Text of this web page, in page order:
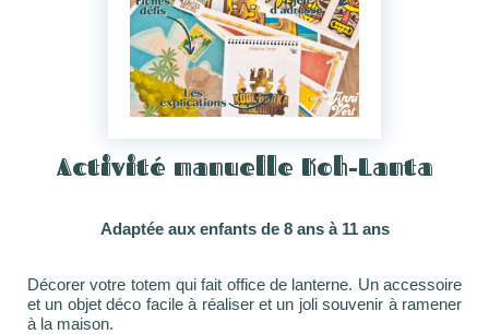
Activité manuelle Koh-Lanta
Adaptée aux enfants de 8 ans à 11 ans
Décorer votre totem qui fait office de lanterne. Un accessoire
et un objet déco facile à réaliser et un joli souvenir à ramener
à la maison.